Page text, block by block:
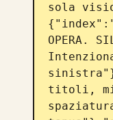
sola
OPERA.
titoli,